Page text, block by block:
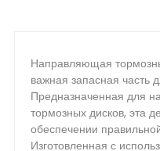
Направляющая
важная запасная часть
Предназначенная для
тормозных дисков, эта
обеспечении
Изготовленная с